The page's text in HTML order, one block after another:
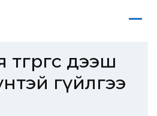
дээш
гүйлгээ